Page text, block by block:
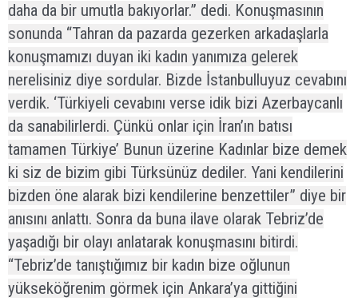
daha da bir umutla bakıyorlar.” dedi. Konuşmasının
sonunda “Tahran da pazarda gezerken arkadaşlarla
konuşmamızı duyan iki kadın yanımıza gelerek
nerelisiniz diye sordular. Bizde İstanbulluyuz cevabını
verdik. ‘Türkiyeli cevabını verse idik bizi Azerbaycanlı
da sanabilirlerdi. Çünkü onlar için İran’ın batısı
tamamen Türkiye’ Bunun üzerine Kadınlar bize demek
ki siz de bizim gibi Türksünüz dediler. Yani kendilerini
bizden öne alarak bizi kendilerine benzettiler” diye bir
anısını anlattı. Sonra da buna ilave olarak Tebriz’de
yaşadığı bir olayı anlatarak konuşmasını bitirdi.
“Tebriz’de tanıştığımız bir kadın bize oğlunun
yükseköğrenim görmek için Ankara’ya gittiğini